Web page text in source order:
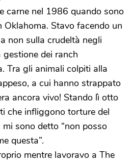
carne nel 1986 quando sono
Oklahoma. Stavo facendo un
non sulla crudeltà negli
gestione dei ranch
Tra gli animali colpiti alla
a cui hanno strappato
ancora vivo! Stando lì otto
che infliggono torture del
sono detto “non posso
questa”.
mentre lavoravo a The